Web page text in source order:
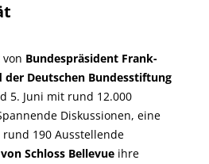
Bundespräsident Frank-
Deutschen Bundesstiftung
5. Juni mit rund 12.000
Diskussionen, eine
190 Ausstellende
Schloss Bellevue ihre